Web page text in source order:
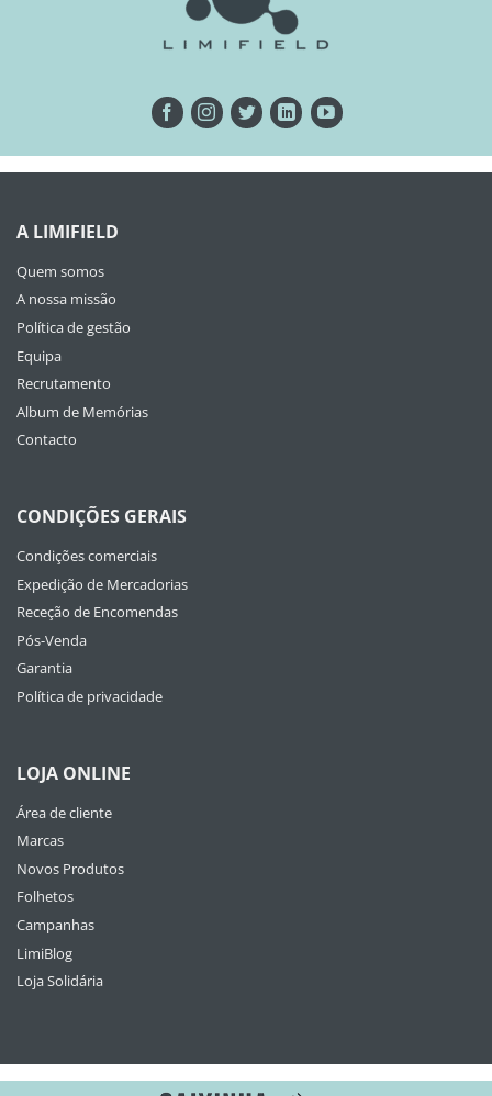
A LIMIFIELD
Quem somos
A nossa missão
Política de gestão
Equipa
Recrutamento
Album de Memórias
Contacto
CONDIÇÕES GERAIS
Condições comerciais
Expedição de Mercadorias
Receção de Encomendas
Pós-Venda
Garantia
Política de privacidade
LOJA ONLINE
Área de cliente
Marcas
Novos Produtos
Folhetos
Campanhas
LimiBlog
Loja Solidária